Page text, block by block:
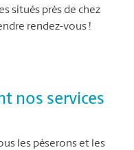
situés près de chez
rendez-vous !
nos services
les pèserons et les